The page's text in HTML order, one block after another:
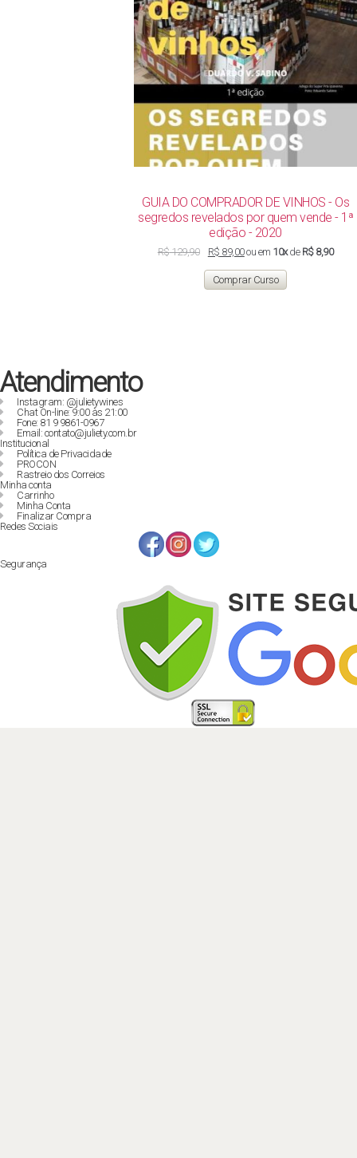
GUIA DO COMPRADOR DE VINHOS - Os
segredos revelados por quem vende - 1ª
edição - 2020
R$129,90
original
era:
R$ 129,90.
R$ 89,00O
atual
é:
R$ 89,00.
ou em 10xde R$ 8,90
Comprar Curso
Atendimento
Instagram: @julietywines
Chat On-line: 9:00 às 21:00
Fone: 81 9 9861-0967
Email: contato@juliety.com.br
Institucional
Política de Privacidade
PROCON
Rastreio dos Correios
Minha conta
Carrinho
Minha Conta
Finalizar Compra
Redes Sociais
Segurança